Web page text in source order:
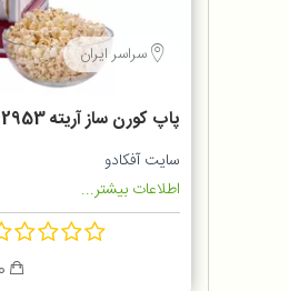
سراسر ایران
پاپ کورن ساز آریته 2953
سایت آفکادو
اطلاعات بیشتر...